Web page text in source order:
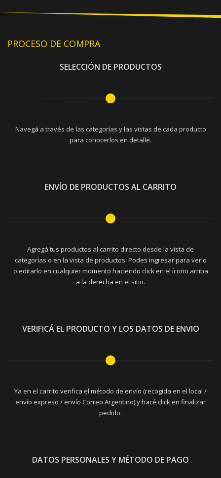
PROCESO DE COMPRA
SELECCIÓN DE PRODUCTOS
Navegá a través de las categorías y las vistas de cada producto
para conocerlos en detalle.
ENVÍO DE PRODUCTOS AL CARRITO
Agregá tus productos al carrito directo desde la vista de
categorías o en la vista de productos. Podes ingresar para verlo
o editarlo en cualquier momento haciendo click en el ícono arriba
a la derecha en el sitio.
VERIFICÁ EL PRODUCTO Y LOS DATOS DE ENVIO
Ya en el carrito verifica el método de envío (recogida en el local /
envío expreso / envío Correo Argentino) y hacé click en finalizar
pedido.
DATOS PERSONALES Y MÉTODO DE PAGO